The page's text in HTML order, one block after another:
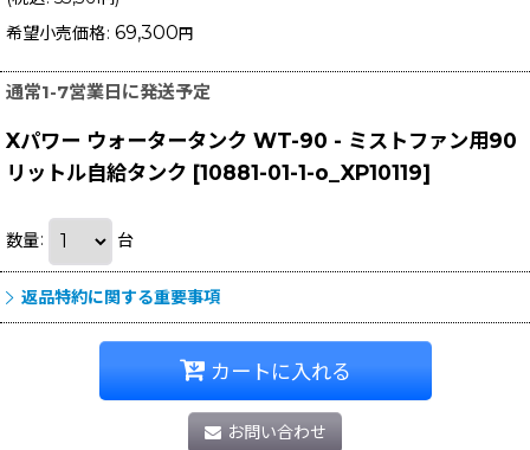
希望小売価格: 69,300円
通常1-7営業日に発送予定
Xパワー ウォータータンク WT-90 - ミストファン用90
リットル自給タンク [10881-01-1-o_XP10119]
数量: 台
返品特約に関する重要事項
カートに入れる
お問い合わせ